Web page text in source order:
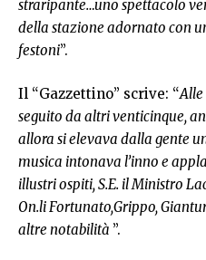
straripante…uno spettacolo
della stazione adornato con
festoni”.
Il “Gazzettino” scrive: “Alle
seguito da altri venticinque,
allora si elevava dalla gente
musica intonava l’inno e
illustri ospiti, S.E. il Ministro
On.li Fortunato,Grippo,
altre notabilità ”.